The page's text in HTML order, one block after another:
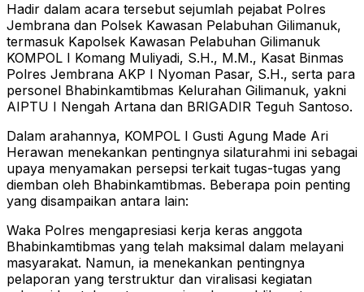
Hadir dalam acara tersebut sejumlah pejabat Polres
Jembrana dan Polsek Kawasan Pelabuhan Gilimanuk,
termasuk Kapolsek Kawasan Pelabuhan Gilimanuk
KOMPOL I Komang Muliyadi, S.H., M.M., Kasat Binmas
Polres Jembrana AKP I Nyoman Pasar, S.H., serta para
personel Bhabinkamtibmas Kelurahan Gilimanuk, yakni
AIPTU I Nengah Artana dan BRIGADIR Teguh Santoso.
Dalam arahannya, KOMPOL I Gusti Agung Made Ari
Herawan menekankan pentingnya silaturahmi ini sebagai
upaya menyamakan persepsi terkait tugas-tugas yang
diemban oleh Bhabinkamtibmas. Beberapa poin penting
yang disampaikan antara lain:
Waka Polres mengapresiasi kerja keras anggota
Bhabinkamtibmas yang telah maksimal dalam melayani
masyarakat. Namun, ia menekankan pentingnya
pelaporan yang terstruktur dan viralisasi kegiatan